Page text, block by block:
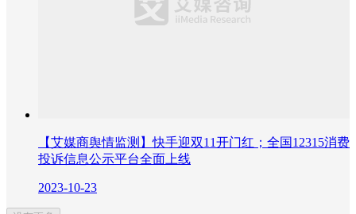
【艾媒商舆情监测】快手迎双11开门红；全国12315消费
投诉信息公示平台全面上线
2023-10-23